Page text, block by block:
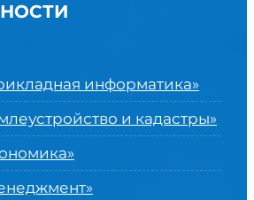
информатика»
и кадастры»